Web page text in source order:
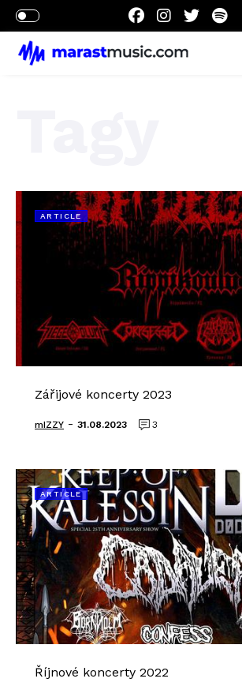
ARTICLE
Zářijové koncerty 2023
mIZZY - 31.08.2023 3
ARTICLE
Říjnové koncerty 2022